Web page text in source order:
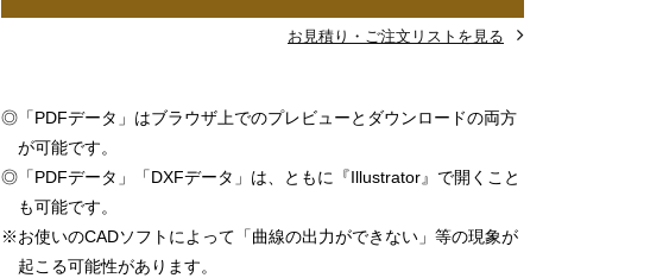
お見積り・ご注文リストを見る
◎ 「PDFデータ」はブラウザ上でのプレビューとダウンロードの両方
が可能です。
◎ 「PDFデータ」「DXFデータ」は、ともに『Illustrator』で開くこと
も可能です。
※お使いのCADソフトによって「曲線の出力ができない」等の現象が
起こる可能性があります。